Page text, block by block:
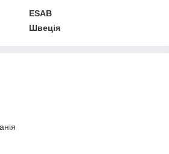
ESAB
Швеція